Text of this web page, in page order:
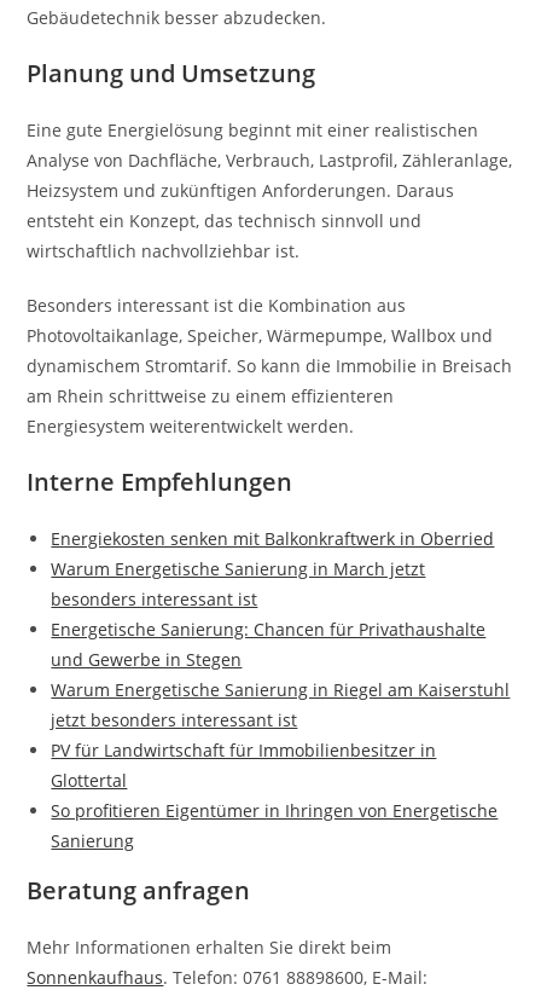
Gebäudetechnik besser abzudecken.
Planung und Umsetzung
Eine gute Energielösung beginnt mit einer realistischen
Analyse von Dachfläche, Verbrauch, Lastprofil, Zähleranlage,
Heizsystem und zukünftigen Anforderungen. Daraus
entsteht ein Konzept, das technisch sinnvoll und
wirtschaftlich nachvollziehbar ist.
Besonders interessant ist die Kombination aus
Photovoltaikanlage, Speicher, Wärmepumpe, Wallbox und
dynamischem Stromtarif. So kann die Immobilie in Breisach
am Rhein schrittweise zu einem effizienteren
Energiesystem weiterentwickelt werden.
Interne Empfehlungen
Energiekosten senken mit Balkonkraftwerk in Oberried
Warum Energetische Sanierung in March jetzt
besonders interessant ist
Energetische Sanierung: Chancen für Privathaushalte
und Gewerbe in Stegen
Warum Energetische Sanierung in Riegel am Kaiserstuhl
jetzt besonders interessant ist
PV für Landwirtschaft für Immobilienbesitzer in
Glottertal
So profitieren Eigentümer in Ihringen von Energetische
Sanierung
Beratung anfragen
Mehr Informationen erhalten Sie direkt beim
Sonnenkaufhaus. Telefon: 0761 88898600, E-Mail: